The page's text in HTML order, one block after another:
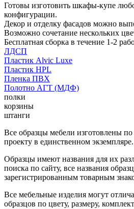
Готовы изготовить шкафы-купе
конфигурации.
Декор и отделку фасадов можно
Возможно сочетание нескольких
Бесплатная сборка в течение 1-2
ЛДСП
Пластик Alvic Luxe
Пластик HPL
Пленка ПВХ
Полотно АГТ (МДФ)
полки
корзины
штанги
Все образцы мебели изготовлены
проекту в единственном экземпляре.
Образцы имеют названия для их
поиска по сайту, все названия
зарегистрированным товарным
Все мебельные изделия могут
образцов по цвету, размеру,